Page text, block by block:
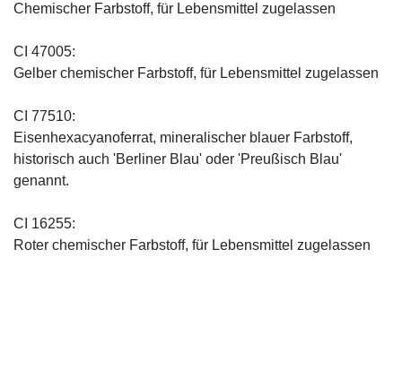
Chemischer Farbstoff, für Lebensmittel zugelassen
CI 47005:
Gelber chemischer Farbstoff, für Lebensmittel zugelassen
CI 77510:
Eisenhexacyanoferrat, mineralischer blauer Farbstoff,
historisch auch 'Berliner Blau' oder 'Preußisch Blau'
genannt.
CI 16255:
Roter chemischer Farbstoff, für Lebensmittel zugelassen